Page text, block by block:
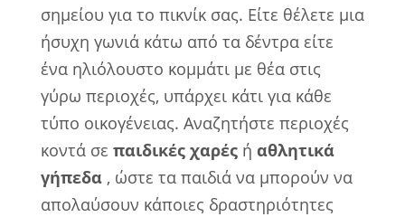
σημείου για το πικνίκ σας. Είτε θέλετε μια
ήσυχη γωνιά κάτω από τα δέντρα είτε
ένα ηλιόλουστο κομμάτι με θέα στις
γύρω περιοχές, υπάρχει κάτι για κάθε
τύπο οικογένειας. Αναζητήστε περιοχές
κοντά σε παιδικές χαρές ή αθλητικά
γήπεδα , ώστε τα παιδιά να μπορούν να
απολαύσουν κάποιες δραστηριότητες